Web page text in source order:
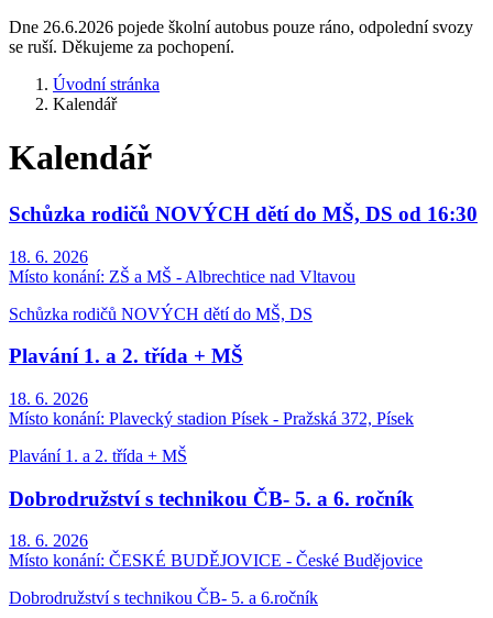
Dne 26.6.2026 pojede školní autobus pouze ráno, odpolední svozy
se ruší. Děkujeme za pochopení.
Úvodní stránka
Kalendář
Kalendář
Schůzka rodičů NOVÝCH dětí do MŠ, DS od 16:30
18. 6. 2026
Místo konání: ZŠ a MŠ - Albrechtice nad Vltavou
Schůzka rodičů NOVÝCH dětí do MŠ, DS
Plavání 1. a 2. třída + MŠ
18. 6. 2026
Místo konání: Plavecký stadion Písek - Pražská 372, Písek
Plavání 1. a 2. třída + MŠ
Dobrodružství s technikou ČB- 5. a 6. ročník
18. 6. 2026
Místo konání: ČESKÉ BUDĚJOVICE - České Budějovice
Dobrodružství s technikou ČB- 5. a 6.ročník